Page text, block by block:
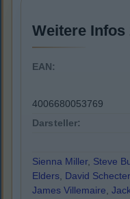
Weitere Infos
EAN:
4006680053769
Darsteller:
Sienna Miller, Steve
Elders, David Schecter
James Villemaire,